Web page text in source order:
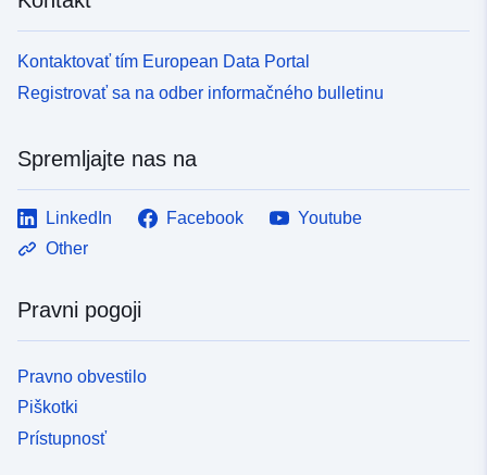
Kontaktovať tím European Data Portal
Registrovať sa na odber informačného bulletinu
Spremljajte nas na
LinkedIn Facebook
Youtube
Other
Pravni pogoji
Pravno obvestilo
Piškotki
Prístupnosť